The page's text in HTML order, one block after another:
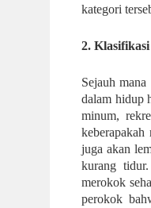
kategori
2.
Sejauh
dalam hidup
minum,
juga akan
kurang
merokok
perokok